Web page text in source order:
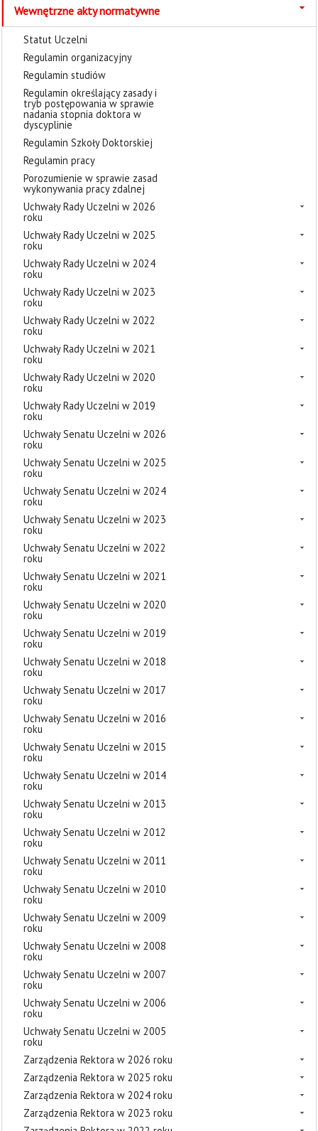
Wewnętrzne akty normatywne
Statut Uczelni
Regulamin organizacyjny
Regulamin studiów
Regulamin określający zasady i
tryb postępowania w sprawie
nadania stopnia doktora w
dyscyplinie
Regulamin Szkoły Doktorskiej
Regulamin pracy
Porozumienie w sprawie zasad
wykonywania pracy zdalnej
Uchwały Rady Uczelni w 2026
roku
Uchwały Rady Uczelni w 2025
roku
Uchwały Rady Uczelni w 2024
roku
Uchwały Rady Uczelni w 2023
roku
Uchwały Rady Uczelni w 2022
roku
Uchwały Rady Uczelni w 2021
roku
Uchwały Rady Uczelni w 2020
roku
Uchwały Rady Uczelni w 2019
roku
Uchwały Senatu Uczelni w 2026
roku
Uchwały Senatu Uczelni w 2025
roku
Uchwały Senatu Uczelni w 2024
roku
Uchwały Senatu Uczelni w 2023
roku
Uchwały Senatu Uczelni w 2022
roku
Uchwały Senatu Uczelni w 2021
roku
Uchwały Senatu Uczelni w 2020
roku
Uchwały Senatu Uczelni w 2019
roku
Uchwały Senatu Uczelni w 2018
roku
Uchwały Senatu Uczelni w 2017
roku
Uchwały Senatu Uczelni w 2016
roku
Uchwały Senatu Uczelni w 2015
roku
Uchwały Senatu Uczelni w 2014
roku
Uchwały Senatu Uczelni w 2013
roku
Uchwały Senatu Uczelni w 2012
roku
Uchwały Senatu Uczelni w 2011
roku
Uchwały Senatu Uczelni w 2010
roku
Uchwały Senatu Uczelni w 2009
roku
Uchwały Senatu Uczelni w 2008
roku
Uchwały Senatu Uczelni w 2007
roku
Uchwały Senatu Uczelni w 2006
roku
Uchwały Senatu Uczelni w 2005
roku
Zarządzenia Rektora w 2026 roku
Zarządzenia Rektora w 2025 roku
Zarządzenia Rektora w 2024 roku
Zarządzenia Rektora w 2023 roku